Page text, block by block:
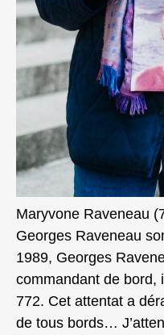
Maryvone Raveneau
Georges Raveneau
1989, Georges
commandant de bord,
772. Cet attentat a
de tous bords…